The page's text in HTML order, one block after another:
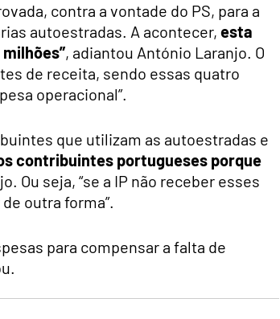
contra a vontade do PS, para a
autoestradas. A acontecer, esta
, adiantou António Laranjo. O
de receita, sendo essas quatro
operacional”.
que utilizam as autoestradas e
contribuintes portugueses porque
Ou seja, “se a IP não receber esses
outra forma”.
para compensar a falta de